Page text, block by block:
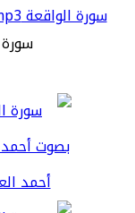
سورة الواقعة mp3
أحمد